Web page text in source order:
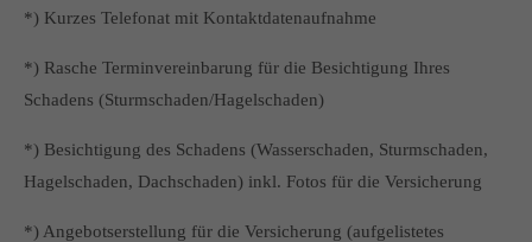
*) Kurzes Telefonat mit Kontaktdatenaufnahme
*) Rasche Terminvereinbarung für die Besichtigung Ihres
Schadens (Sturmschaden/Hagelschaden)
*) Besichtigung des Schadens (Wasserschaden, Sturmschaden,
Hagelschaden, Dachschaden) inkl. Fotos für die Versicherung
*) Angebotserstellung für die Versicherung (aufgelistetes